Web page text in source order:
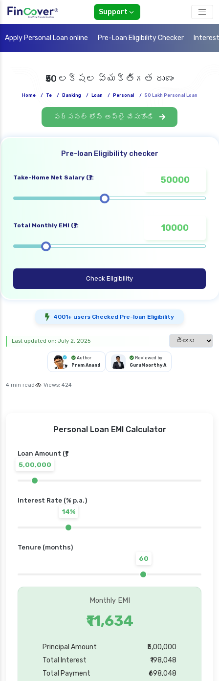
Support
Apply Personal Loan online Pre-Loan Eligibility Checker
₹50 లక్షల వ్యక్తిగత రుణం
Home / Te / Banking / Loan / Personal / 50 Lakh Personal Loan
పర్సనల్ లోన్ అప్లై చేసుకోండి
Pre-loan Eligibility checker
Take-Home Net Salary (₹):
Total Monthly EMI (₹):
Check Eligibility
4001+ users Checked Pre-loan Eligibility
Select
Last updated on: July 2, 2025
Author
Prem Anand
Reviewed by
GuruMoorthy A
4 min read Views: 424
Personal Loan EMI Calculator
Loan Amount (₹)
5,00,000
Interest Rate (% p.a.)
14%
Tenure (months)
60
Monthly EMI
₹11,634
Principal Amount
₹5,00,000
Total Interest
₹198,048
Total Payment
₹698,048